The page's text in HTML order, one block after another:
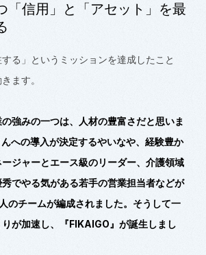
「信用」と「アセット」を最
する」というミッションを達成したこと
ます。
強みの一つは、人材の豊富さだと思いま
への導入が決定するやいなや、経験豊か
ジャーとエース級のリーダー、介護領域
でやる気がある若手の営業担当者などが
人のチームが編成されました。そうして一
が加速し、『FIKAIGO 』が誕生しまし